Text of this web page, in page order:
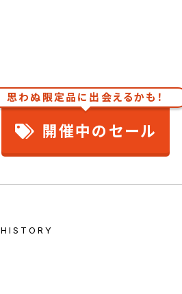
思わぬ限定品に出会えるかも！
開催中のセール
HISTORY